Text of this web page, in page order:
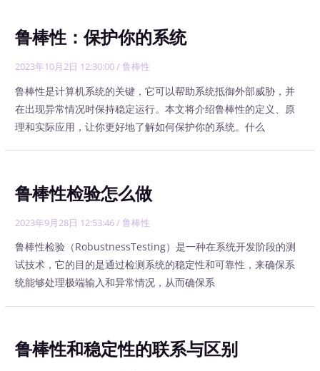
鲁棒性：保护你的系统
2023年10月2日 12:30:00/鲁棒性
鲁棒性是计算机系统的关键，它可以帮助系统抵御外部威胁，并
在出现异常情况时保持稳定运行。本文将介绍鲁棒性的定义、原
理和实际应用，让你更好地了解如何保护你的系统。什么
鲁棒性检验怎么做
2023年9月28日 12:53:46/鲁棒性
鲁棒性检验（RobustnessTesting）是一种在系统开发阶段的测
试技术，它的目的是通过检测系统的稳定性和可靠性，来确保系
统能够处理极端输入和异常情况，从而确保系
鲁棒性和稳定性的联系与区别